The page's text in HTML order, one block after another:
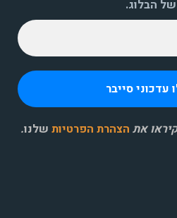
של הבלוג.
את הצהרת הפרטיות שלנו.